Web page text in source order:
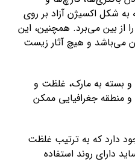
شکل اکسیژن آزاد بر روی
از بین می‌برد. همچنین، این
می‌باشد و هیچ آثار زیست
و بسته به مارک، غلظت و
منطقه جغرافیایی ممکن
دارد که به ترتیب غلظت
دارای روند استفاده